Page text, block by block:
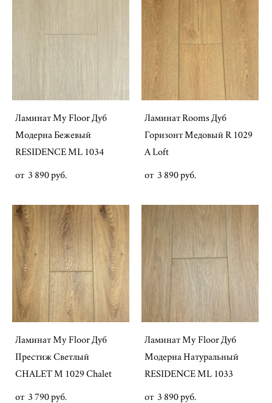
Ламинат My Floor Дуб
Модерна Бежевый
RESIDENCE ML 1034
от 3 890 pуб.
Ламинат Rooms Дуб
Горизонт Медовый R 1029
A Loft
от 3 890 pуб.
Ламинат My Floor Дуб
Престиж Светлый
CHALET M 1029 Chalet
от 3 790 pуб.
Ламинат My Floor Дуб
Модерна Натуральный
RESIDENCE ML 1033
от 3 890 pуб.